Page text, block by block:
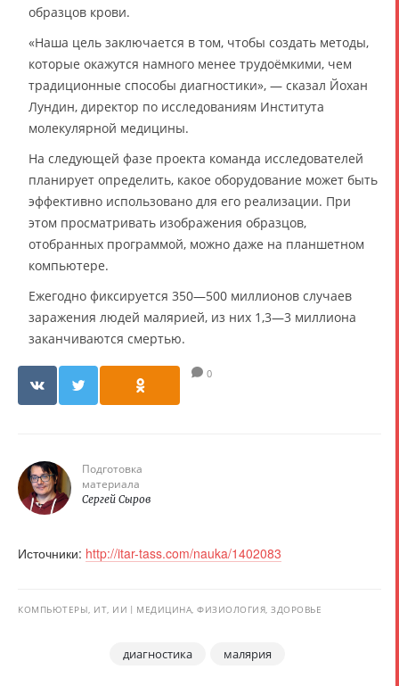
образцов крови.
«Наша цель заключается в том, чтобы создать методы,
которые окажутся намного менее трудоёмкими, чем
традиционные способы диагностики», — сказал Йохан
Лундин, директор по исследованиям Института
молекулярной медицины.
На следующей фазе проекта команда исследователей
планирует определить, какое оборудование может быть
эффективно использовано для его реализации. При
этом просматривать изображения образцов,
отобранных программой, можно даже на планшетном
компьютере.
Ежегодно фиксируется 350—500 миллионов случаев
заражения людей малярией, из них 1,3—3 миллиона
заканчиваются смертью.
0
Подготовка
материала
Сергей Сыров
Источники: http://itar-tass.com/nauka/1402083
КОМПЬЮТЕРЫ, ИТ, ИИ МЕДИЦИНА, ФИЗИОЛОГИЯ, ЗДОРОВЬЕ
диагностика малярия